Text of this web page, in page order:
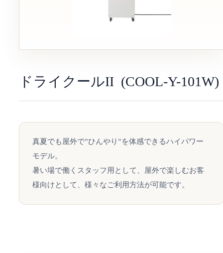
ドライクールII (COOL-Y-101W)
真夏でも屋外で”ひんやり”を体感できるハイパワー
モデル。
暑い場で働くスタッフ用として、屋外で楽しむお客
様向けとして、様々なご利用方法が可能です。